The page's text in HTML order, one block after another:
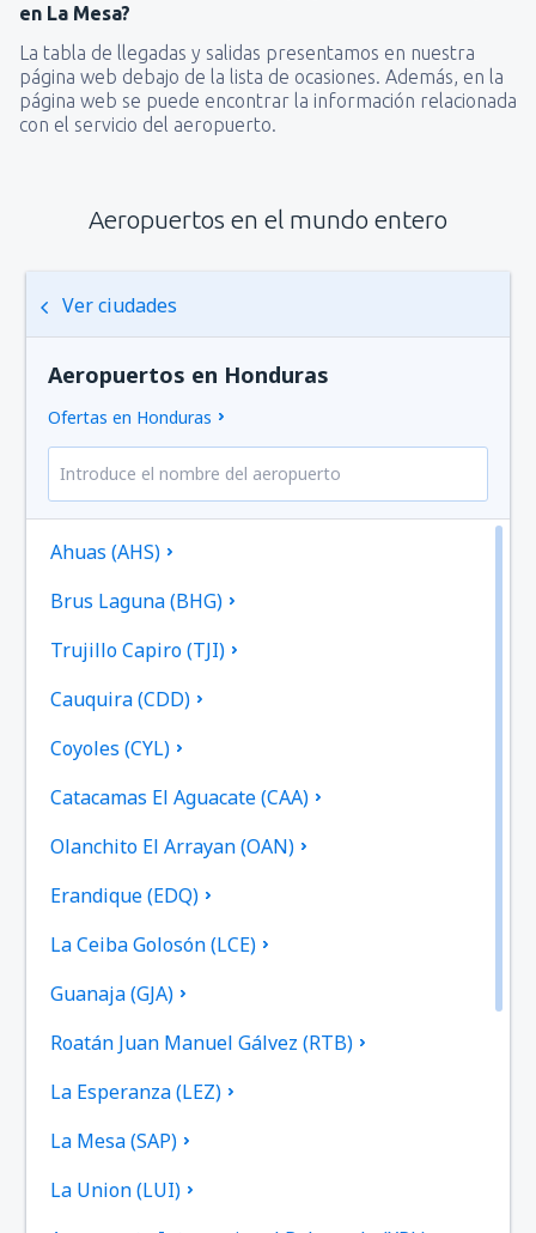
en La Mesa?
La tabla de llegadas y salidas presentamos en nuestra
página web debajo de la lista de ocasiones. Además, en la
página web se puede encontrar la información relacionada
con el servicio del aeropuerto.
Aeropuertos en el mundo entero
Ver ciudades
Aeropuertos en Honduras
Ofertas en Honduras
Ahuas (AHS)
Brus Laguna (BHG)
Trujillo Capiro (TJI)
Cauquira (CDD)
Coyoles (CYL)
Catacamas El Aguacate (CAA)
Olanchito El Arrayan (OAN)
Erandique (EDQ)
La Ceiba Golosón (LCE)
Guanaja (GJA)
Roatán Juan Manuel Gálvez (RTB)
La Esperanza (LEZ)
La Mesa (SAP)
La Union (LUI)